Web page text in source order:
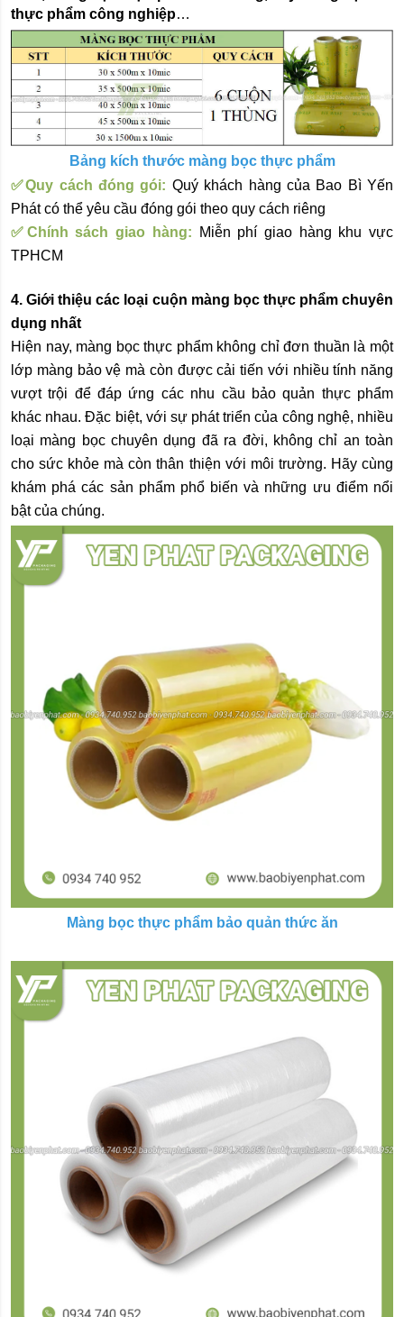
thực phẩm công nghiệp…
Bảng kích thước màng bọc thực phẩm
✅Quy cách đóng gói: Quý khách hàng của Bao Bì Yến
Phát có thể yêu cầu đóng gói theo quy cách riêng
✅Chính sách giao hàng:
Miễn phí giao hàng khu vực
TPHCM
4. Giới thiệu các loại cuộn màng bọc thực phẩm chuyên
dụng nhất
Hiện nay, màng bọc thực phẩm không chỉ đơn thuần là một
lớp màng bảo vệ mà còn được cải tiến với nhiều tính năng
vượt trội để đáp ứng các nhu cầu bảo quản thực phẩm
khác nhau. Đặc biệt, với sự phát triển của công nghệ, nhiều
loại màng bọc chuyên dụng đã ra đời, không chỉ an toàn
cho sức khỏe mà còn thân thiện với môi trường. Hãy cùng
khám phá các sản phẩm phổ biến và những ưu điểm nổi
bật của chúng.
Màng bọc thực phẩm bảo quản thức ăn